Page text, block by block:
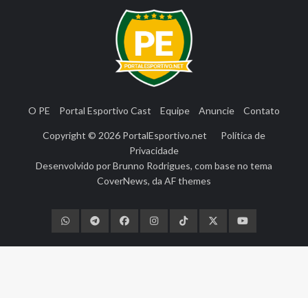
O PE Portal Esportivo Cast Equipe Anuncie Contato
Copyright © 2026 PortalEsportivo.net
Política de
Privacidade
Desenvolvido porBrunno Rodrigues, com base no tema
CoverNews, da AF themes